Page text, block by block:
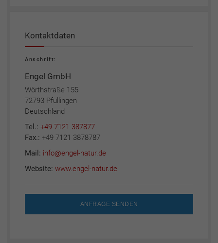
Kontaktdaten
Anschrift:
Engel GmbH
Wörthstraße 155
72793 Pfullingen
Deutschland
Tel.: +49 7121 387877
Fax.: +49 7121 3878787
Mail: info@engel-natur.de
Website: www.engel-natur.de
ANFRAGE SENDEN